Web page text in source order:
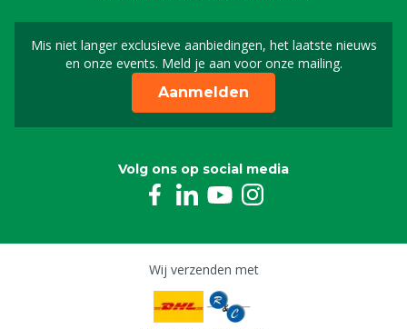
Mis niet langer exclusieve aanbiedingen, het laatste nieuws
en onze events. Meld je aan voor onze mailing.
Schrijf je in voor onze
Aanmelden
Volg ons op social media
Wij verzenden met